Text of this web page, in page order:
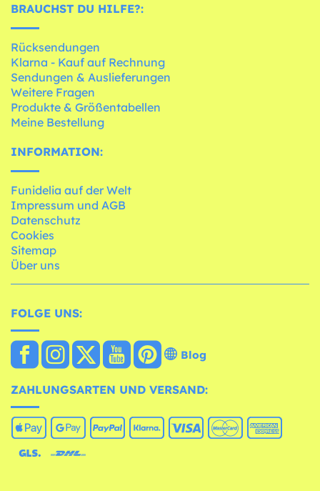
BRAUCHST DU HILFE?:
Rücksendungen
Klarna - Kauf auf Rechnung
Sendungen & Auslieferungen
Weitere Fragen
Produkte & Größentabellen
Meine Bestellung
INFORMATION:
Funidelia auf der Welt
Impressum und AGB
Datenschutz
Cookies
Sitemap
Über uns
FOLGE UNS:
Blog
ZAHLUNGSARTEN UND VERSAND: